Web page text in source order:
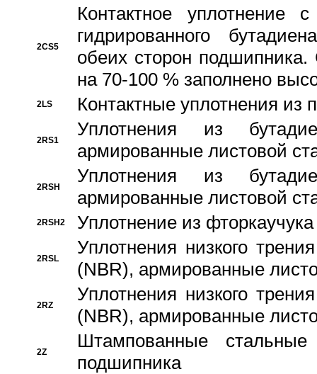
2CS5
Контактное уплотнение
гидрированного
обеих сторон
на 70-100 % заполнено
2LS Контактные уплотнения из
2RS1
Уплотнения из
армированные листовой
2RSH
Уплотнения из
армированные листовой
2RSH2 Уплотнение из
2RSL
Уплотнения низкого
(NBR), армированные
2RZ
Уплотнения низкого
(NBR), армированные
2Z
Штампованные
подшипника